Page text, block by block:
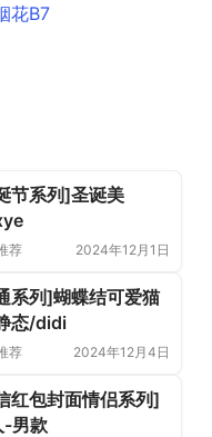
花B7
节系列]圣诞美
荐 2024年12月1日
系列]蝴蝶结可爱猫
态/didi
荐 2024年12月4日
红包封面情侣系列]
-男款